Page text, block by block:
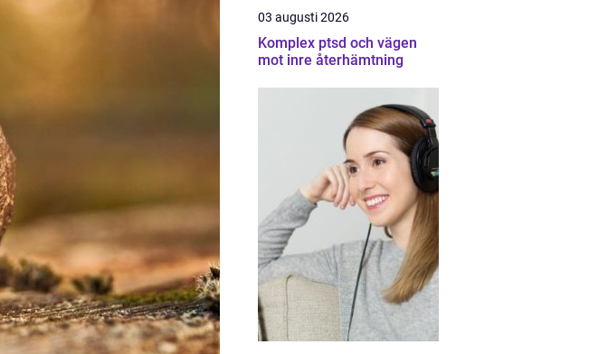
03 augusti 2026
Komplex ptsd och vägen
mot inre återhämtning